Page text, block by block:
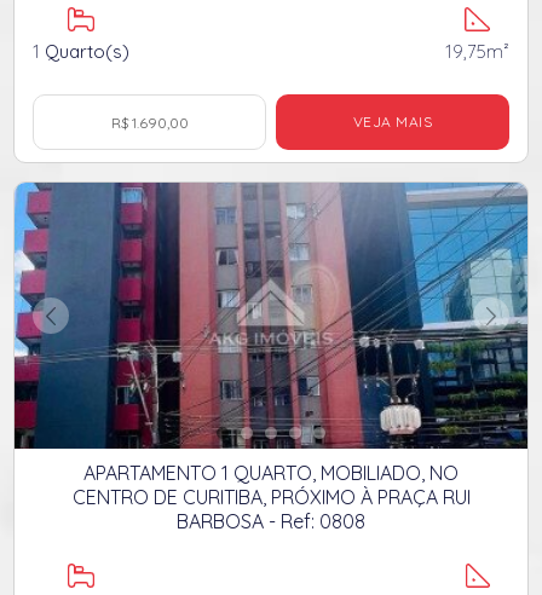
1 Quarto(s) 19,75m²
R$ 1.690,00 VEJA MAIS
APARTAMENTO 1 QUARTO, MOBILIADO, NO
CENTRO DE CURITIBA, PRÓXIMO À PRAÇA RUI
BARBOSA - Ref: 0808